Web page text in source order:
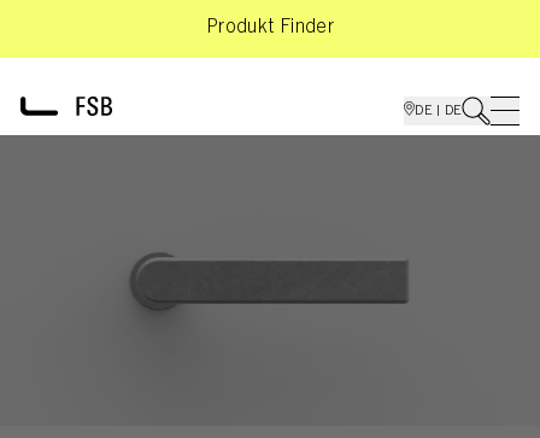
Produkt Finder
DE | DE